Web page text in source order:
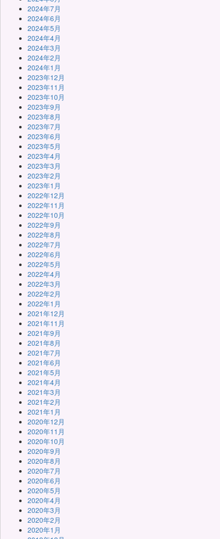
2024年7月
2024年6月
2024年5月
2024年4月
2024年3月
2024年2月
2024年1月
2023年12月
2023年11月
2023年10月
2023年9月
2023年8月
2023年7月
2023年6月
2023年5月
2023年4月
2023年3月
2023年2月
2023年1月
2022年12月
2022年11月
2022年10月
2022年9月
2022年8月
2022年7月
2022年6月
2022年5月
2022年4月
2022年3月
2022年2月
2022年1月
2021年12月
2021年11月
2021年9月
2021年8月
2021年7月
2021年6月
2021年5月
2021年4月
2021年3月
2021年2月
2021年1月
2020年12月
2020年11月
2020年10月
2020年9月
2020年8月
2020年7月
2020年6月
2020年5月
2020年4月
2020年3月
2020年2月
2020年1月